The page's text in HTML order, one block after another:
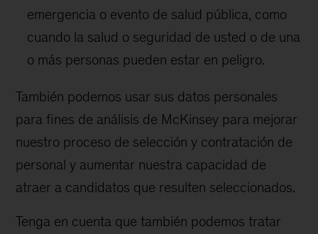
emergencia o evento de salud pública, como
cuando la salud o seguridad de usted o de una
o más personas pueden estar en peligro.
También podemos usar sus datos personales
para fines de análisis de McKinsey para mejorar
nuestro proceso de selección y contratación de
personal y aumentar nuestra capacidad de
atraer a candidatos que resulten seleccionados.
Tenga en cuenta que también podemos tratar